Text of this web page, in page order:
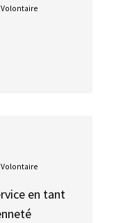
Volontaire
Volontaire
en tant